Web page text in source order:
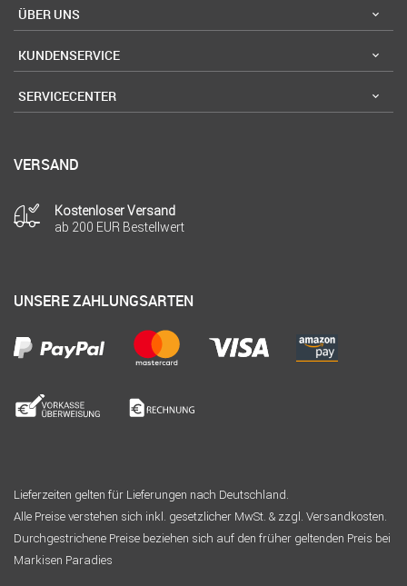
ÜBER UNS
KUNDENSERVICE
SERVICECENTER
VERSAND
Kostenloser Versand
ab 200 EUR Bestellwert
UNSERE ZAHLUNGSARTEN
Lieferzeiten gelten für Lieferungen nach Deutschland.
Alle Preise verstehen sich inkl. gesetzlicher MwSt. & zzgl. Versandkosten.
Durchgestrichene Preise beziehen sich auf den früher geltenden Preis bei
Markisen Paradies